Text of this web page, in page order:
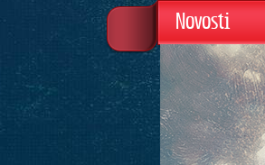
Novosti